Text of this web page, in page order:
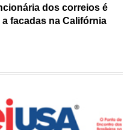
dos correios é
facadas na Califórnia